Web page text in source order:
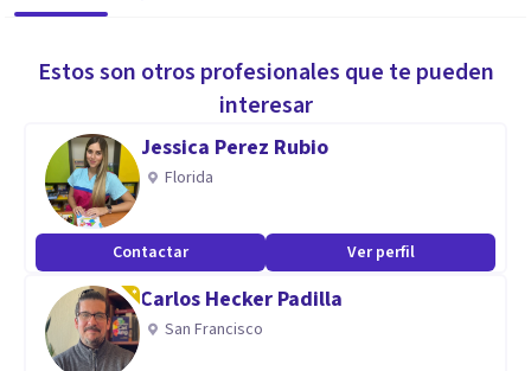
Estos son otros profesionales que te pueden
interesar
Jessica Perez Rubio
Florida
Contactar Ver perfil
Carlos Hecker Padilla
San Francisco